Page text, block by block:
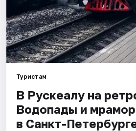
Туристам
В Рускеалу на
Водопады и
в Санкт-